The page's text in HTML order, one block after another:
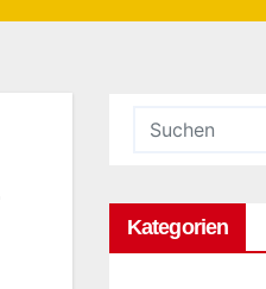
Kategorien